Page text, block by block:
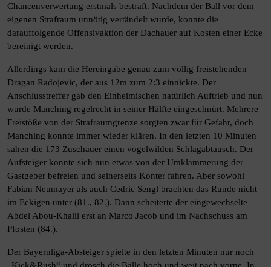
Chancenverwertung erstmals bestraft. Nachdem der Ball vor dem
eigenen Strafraum unnötig vertändelt wurde, konnte die
darauffolgende Offensivaktion der Dachauer auf Kosten einer Ecke
bereinigt werden.
Allerdings kam die Hereingabe genau zum völlig freistehenden
Dragan Radojevic, der aus 12m zum 2:3 einnickte. Der
Anschlusstreffer gab den Einheimischen natürlich Auftrieb und nun
wurde Manching regelrecht in seiner Hälfte eingeschnürt. Mehrere
Freistöße von der Strafraumgrenze sorgten zwar für Gefahr, doch
Manching konnte immer wieder klären. In den letzten 10 Minuten
sahen die 173 Zuschauer einen vogelwilden Schlagabtausch. Der
Aufsteiger konnte sich nun etwas von der Umklammerung der
Gastgeber befreien und seinerseits Konter fahren. Aber sowohl
Fabian Neumayer als auch Cedric Sengl brachten das Runde nicht
im Eckigen unter (81., 82.). Dann scheiterte der eingewechselte
Abdel Abou-Khalil erst an Marco Jacob und im Nachschuss am
Pfosten (84.).
Der Bayernliga-Absteiger spielte in den letzten Minuten nur noch
„Kick&Rush“ und drosch die Bälle hoch und weit nach vorne. In